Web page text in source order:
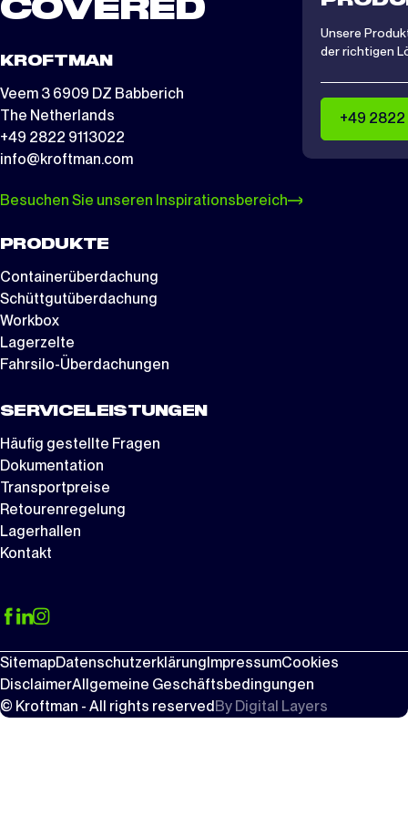
COVERED
KROFTMAN
Veem 3 6909 DZ Babberich
The Netherlands
+49 2822 9113022
info@kroftman.com
Besuchen Sie unseren Inspirationsbereich
PRODUKTE
Containerüberdachung
Schüttgutüberdachung
Workbox
Lagerzelte
Fahrsilo-Überdachungen
SERVICELEISTUNGEN
Häufig gestellte Fragen
Dokumentation
Transportpreise
Retourenregelung
Lagerhallen
Kontakt
Unsere
der richtigen
+49 2822
SitemapDatenschutzerklärungImpressumCookies
DisclaimerAllgemeine Geschäftsbedingungen
© Kroftman - All rights reservedBy Digital Layers